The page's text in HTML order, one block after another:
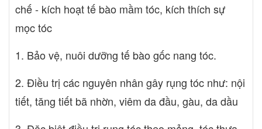
mát-xa đến khi dưỡng được thấm hoàn toàn vào da đầu 3. Không
TÍCH: Chai xịt 80ml
chế - kích hoạt tế bào mầm tóc, kích thích sự
mọc tóc
1. Bảo vệ, nuôi dưỡng tế bào gốc nang tóc.
2. Điều trị các nguyên nhân gây rụng tóc như: nội
tiết, tăng tiết bã nhờn, viêm da đầu, gàu, da dầu